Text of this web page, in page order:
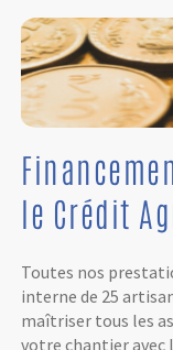
le Crédit
Toutes nos
interne de 25
maîtriser tous les
votre chantier avec